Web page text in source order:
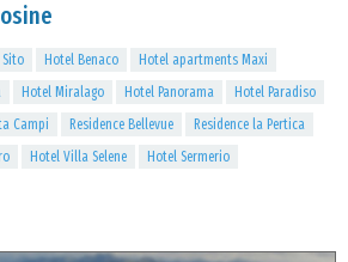
Sito Hotel Benaco
Hotel apartments Maxi
Hotel Miralago Hotel Panorama
Hotel Paradiso
Campi Residence Bellevue
Residence la Pertica
Hotel Villa Selene Hotel Sermerio